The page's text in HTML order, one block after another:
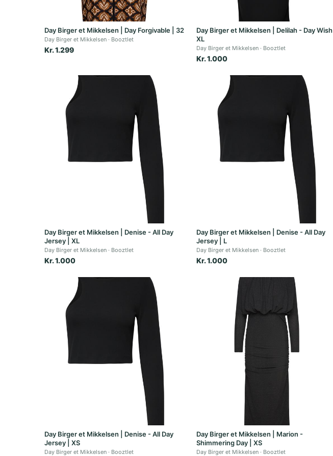
Day Birger et Mikkelsen | Day Forgivable | 32
Day Birger et Mikkelsen Booztlet
Kr. 1.299
Day Birger et Mikkelsen | Delilah - Day Wish |
XL
Day Birger et Mikkelsen Booztlet
Kr. 1.000
Day Birger et Mikkelsen | Denise - All Day
Jersey | XL
Day Birger et Mikkelsen Booztlet
Kr. 1.000
Day Birger et Mikkelsen | Denise - All Day
Jersey | L
Day Birger et Mikkelsen Booztlet
Kr. 1.000
Day Birger et Mikkelsen | Denise - All Day
Jersey | XS
Day Birger et Mikkelsen Booztlet
Day Birger et Mikkelsen | Marion -
Shimmering Day | XS
Day Birger et Mikkelsen Booztlet